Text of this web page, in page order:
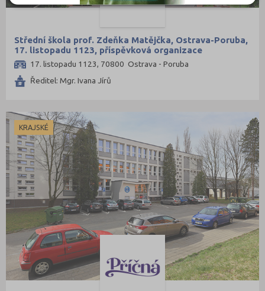
Střední škola prof. Zdeňka Matějčka, Ostrava-Poruba,
17. listopadu 1123, příspěvková organizace
17. listopadu 1123, 70800 Ostrava - Poruba
Ředitel: Mgr. Ivana Jírů
KRAJSKÉ